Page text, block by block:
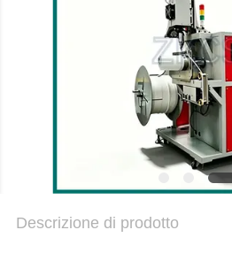
Descrizione di prodotto